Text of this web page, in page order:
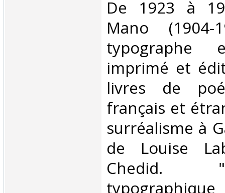
‎De 1923 à
Mano (1904-
imprimé et
livres de
français et
surréalisme à
de Louise
Chedid.
typographique